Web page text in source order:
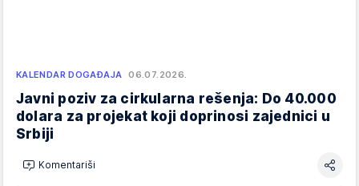
KALENDAR DOGAĐAJA 06.07.2026.
Javni poziv za cirkularna rešenja: Do 40.000
dolara za projekat koji doprinosi zajednici u
Srbiji
Komentariši